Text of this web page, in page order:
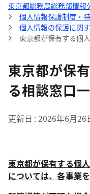
東京都総務局総務部情報
個人情報保護制度・
個人情報の保護に関
東京都が保有する個
東京都が保
る相談窓口
更新日 2026年6月26
東京都が保有する個
については、各事業